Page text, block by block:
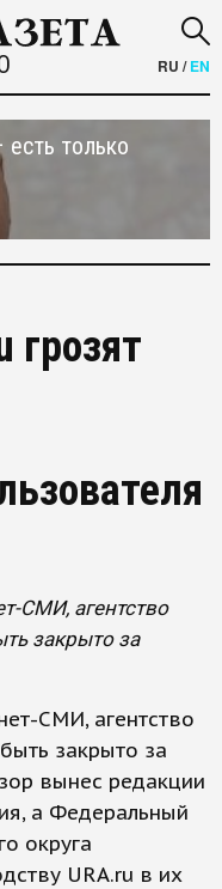
RU /EN
есть только
грозят
СМИ, агентство
закрыто за
СМИ, агентство
закрыто за
вынес редакции
а Федеральный
округа
URA.ru в их